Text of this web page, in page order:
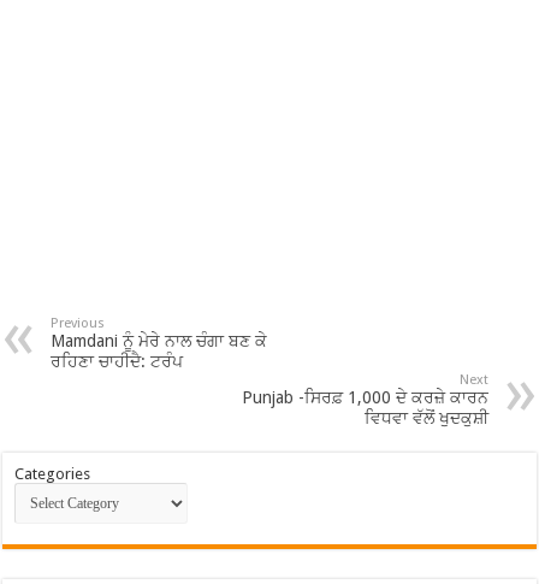
Previous
Mamdani ਨੂੰ ਮੇਰੇ ਨਾਲ ਚੰਗਾ ਬਣ ਕੇ
ਰਹਿਣਾ ਚਾਹੀਦੈ: ਟਰੰਪ
Next
Punjab -ਸਿਰਫ਼ 1,000 ਦੇ ਕਰਜ਼ੇ ਕਾਰਨ
ਵਿਧਵਾ ਵੱਲੋਂ ਖੁਦਕੁਸ਼ੀ
Categories